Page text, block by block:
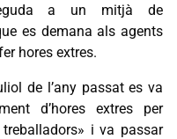
a un mitjà de
es demana als agents
hores extres.
de l’any passat es va
d’hores extres per
i va passar